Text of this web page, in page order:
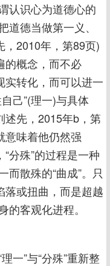
认识心为道德心的
德当做第一义、
，2010年，第89页)
的概念，而不必
实转化，而可以进一
己”(理一)与具体
述先，2015年b，第
意味着他仍然强
分殊”的过程是一种
而散殊的“曲成”。只
落或扭曲，而是超越
客观化进程。
一”与“分殊”重新整